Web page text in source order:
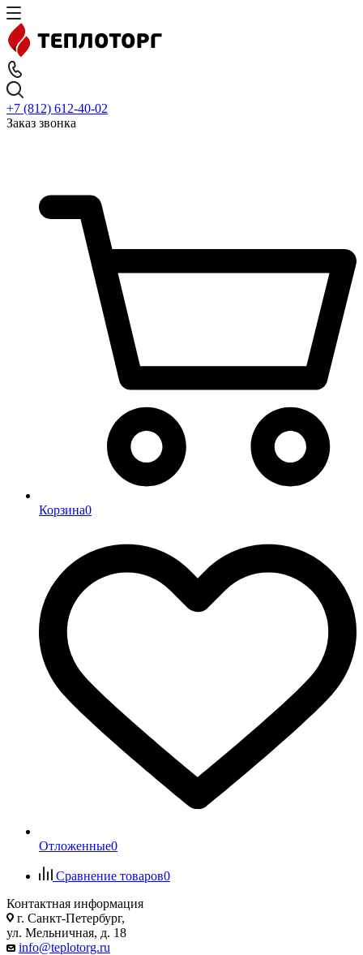
+7 (812) 612-40-02
Заказ звонка
Корзина0
Отложенные0
Сравнение товаров0
Контактная информация
г. Санкт-Петербург,
ул. Мельничная, д. 18
info@teplotorg.ru